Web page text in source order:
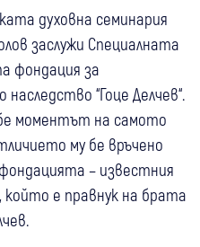
духовна семинария
заслужи Специалната
фондация за
“Гоце Делчев“.
моментът на самото
му бе връчено
– известния
е правнук на брата